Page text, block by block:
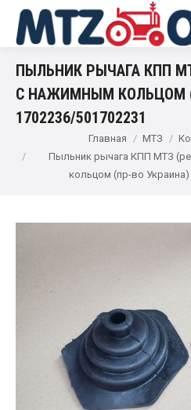
ПЫЛЬНИК РЫЧАГА КПП
С НАЖИМНЫМ КОЛЬЦОМ
1702236/501702231
Главная МТЗ
Пыльник рычага КПП МТЗ
кольцом (пр-во Украина)